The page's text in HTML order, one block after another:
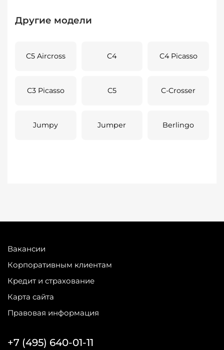
Другие модели
C5 Aircross C4 C4 Picasso
C3 Picasso C5 C-Crosser
Jumpy Jumper Berlingo
Вакансии
Корпоративным клиентам
Кредит и страхование
Карта сайта
Правовая информация
+7 (495) 640-01-11